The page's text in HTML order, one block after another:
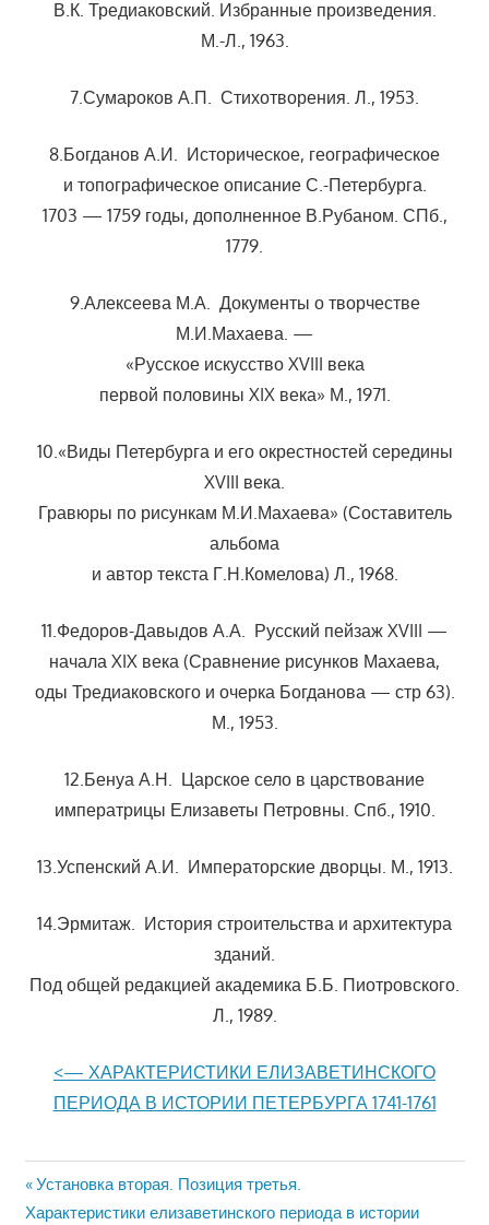
В.К. Тредиаковский. Избранные произведения.
М.-Л., 1963.
7.Сумароков А.П. Стихотворения. Л., 1953.
8.Богданов А.И. Историческое, географическое
и топографическое описание С.-Петербурга.
1703 — 1759 годы, дополненное В.Рубаном. СПб.,
1779.
9.Алексеева М.А. Документы о творчестве
М.И.Махаева. —
«Русское искусство XVIII века
первой половины XIX века» М., 1971.
10.«Виды Петербурга и его окрестностей середины
XVIII века.
Гравюры по рисункам М.И.Махаева» (Составитель
альбома
и автор текста Г.Н.Комелова) Л., 1968.
11.Федоров-Давыдов А.А. Русский пейзаж XVIII —
начала XIX века (Сравнение рисунков Махаева,
оды Тредиаковского и очерка Богданова — стр 63).
М., 1953.
12.Бенуа А.Н. Царское село в царствование
императрицы Елизаветы Петровны. Спб., 1910.
13.Успенский А.И. Императорские дворцы. М., 1913.
14.Эрмитаж. История строительства и архитектура
зданий.
Под общей редакцией академика Б.Б. Пиотровского.
Л., 1989.
<— ХАРАКТЕРИСТИКИ ЕЛИЗАВЕТИНСКОГО
ПЕРИОДА В ИСТОРИИ ПЕТЕРБУРГА 1741-1761
Навигация
Previous
Post:
Установка вторая. Позиция третья.
Next
Характеристики елизаветинского периода в истории